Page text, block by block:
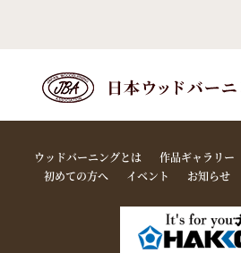
ウッドバーニングとは 作品ギャラリー
初めての方へ
イベント お知らせ